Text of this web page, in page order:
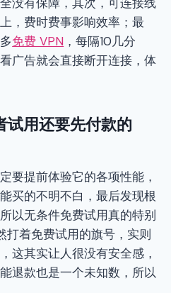
，费时费事影响效率；最
免费 VPN ，每隔10几分
广告就会直接断开连接，体
用还要先付款的
要提前体验它的各项性能，
买的不明不白，最后发现根
以无条件免费试用真的特别
打着免费试用的旗号，实则
这其实让人很没有安全感，
退款也是一个未知数，所以